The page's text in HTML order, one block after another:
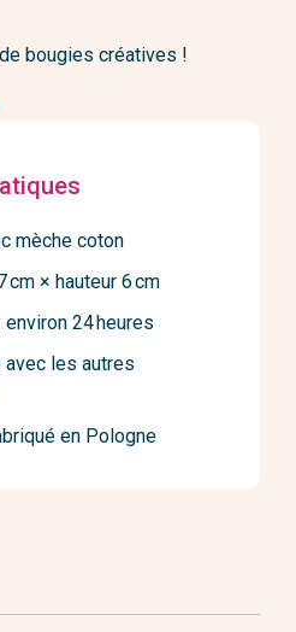
bougies créatives !
mèche coton
cm × hauteur 6 cm
24 heures
avec les autres
en Pologne